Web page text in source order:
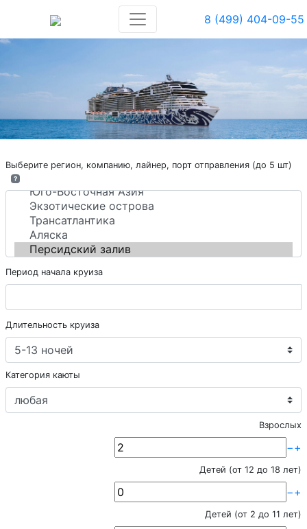
8 (499) 404-09-55
Выберите регион, компанию, лайнер, порт отправления (до 5 шт)
?
Период начала круиза
Длительность круиза
Категория каюты
Взрослых
−+
Детей (от 12 до 18 лет)
−+
Детей (от 2 до 11 лет)